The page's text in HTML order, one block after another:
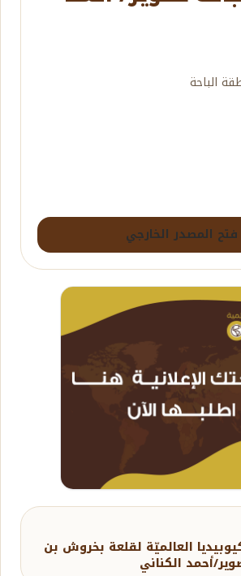
الباحة
فتح المصدر الخارجي
العالميّة لقلعة بخروش بن
أحمد الكناني